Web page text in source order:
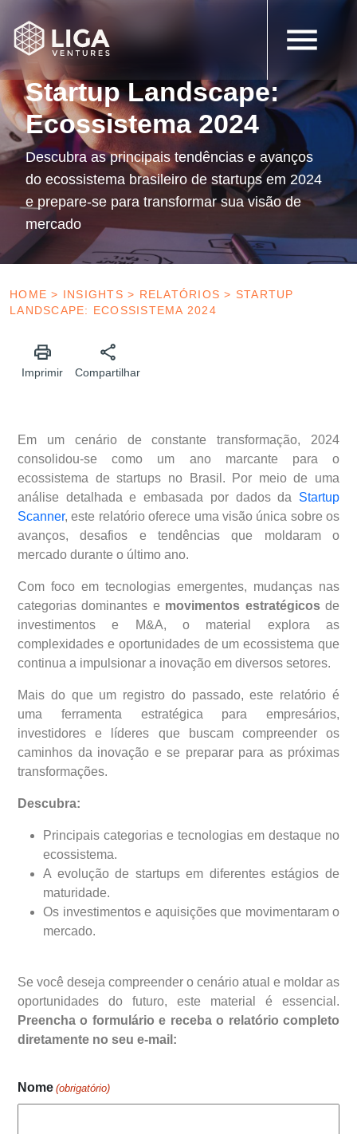
5 de fevereiro de 2025
Follow-on
Startup Landscape:
Ecossistema 2024
Descubra as principais tendências e avanços
do ecossistema brasileiro de startups em 2024
e prepare-se para transformar sua visão de
mercado
HOME > INSIGHTS > RELATÓRIOS > STARTUP
LANDSCAPE: ECOSSISTEMA 2024
Imprimir Compartilhar
Em um cenário de constante transformação, 2024
consolidou-se como um ano marcante para o
ecossistema de startups no Brasil. Por meio de uma
análise detalhada e embasada por dados da Startup
Scanner, este relatório oferece uma visão única sobre os
avanços, desafios e tendências que moldaram o
mercado durante o último ano.
Com foco em tecnologias emergentes, mudanças nas
categorias dominantes e movimentos estratégicosde
investimentos e M&A, o material explora as
complexidades e oportunidades de um ecossistema que
continua a impulsionar a inovação em diversos setores.
Mais do que um registro do passado, este relatório é
uma ferramenta estratégica para empresários,
investidores e líderes que buscam compreender os
caminhos da inovação e se preparar para as próximas
transformações.
Descubra:
Principais categorias e tecnologias em destaque no
ecossistema.
A evolução de startups em diferentes estágios de
maturidade.
Os investimentos e aquisições que movimentaram o
mercado.
Se você deseja compreender o cenário atual e moldar as
oportunidades do futuro, este material é essencial.
Preencha o formulário e receba o relatório completo
diretamente no seu e-mail:
Nome (obrigatório)